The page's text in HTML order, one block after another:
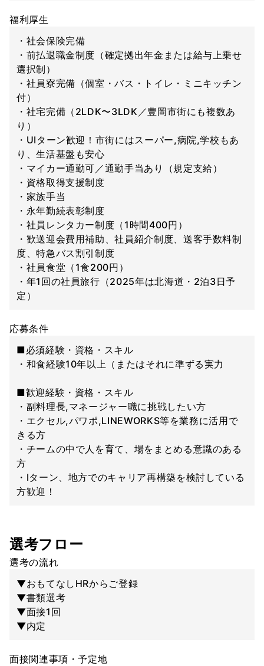
福利厚生
・社会保険完備
・前払退職金制度（確定拠出年金または給与上乗せ
選択制）
・社員寮完備（個室・バス・トイレ・ミニキッチン
付）
・社宅完備（2LDK〜3LDK／豊岡市街にも複数あ
り）
・UIターン歓迎！市街にはスーパー,病院,学校もあ
り、生活基盤も安心
・マイカー通勤可／通勤手当あり（規定支給）
・資格取得支援制度
・家族手当
・永年勤続表彰制度
・社員レンタカー制度（1時間400円）
・歓送迎会費用補助、社員紹介制度、送客手数料制
度、特急バス割引制度
・社員食堂（1食200円）
・年1回の社員旅行（2025年は北海道・2泊3日予
定）
応募条件
■必須経験・資格・スキル
・和食経験10年以上（またはそれに準ずる実力
■歓迎経験・資格・スキル
・副料理長,マネージャー職に挑戦したい方
・エクセル,パワポ,LINEWORKS等を業務に活用で
きる方
・チームの中で人を育て、場をまとめる意識のある
方
・Iターン、地方でのキャリア再構築を検討している
方歓迎！
選考フロー
選考の流れ
▼おもてなしHRからご登録
▼書類選考
▼面接1回
▼内定
面接関連事項・予定地